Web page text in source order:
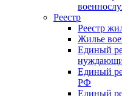
Реестр
Реестр
Жилье
Единый
Единый
РФ
Единый